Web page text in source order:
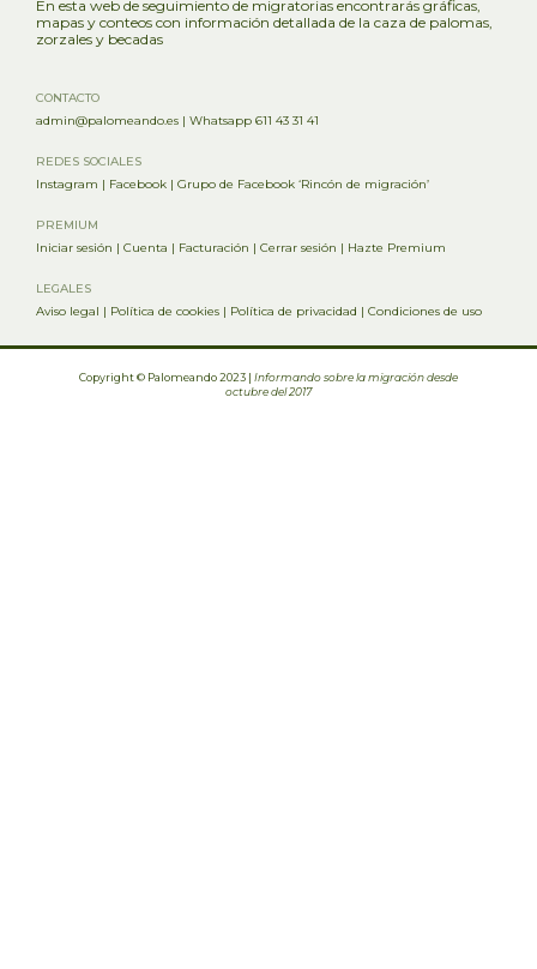
En esta web de seguimiento de migratorias encontrarás gráficas,
mapas y conteos con información detallada de la caza de palomas,
zorzales y becadas
CONTACTO
admin@palomeando.es | Whatsapp 611 43 31 41
REDES SOCIALES
Instagram | Facebook | Grupo de Facebook ‘Rincón de migración’
PREMIUM
Iniciar sesión | Cuenta | Facturación | Cerrar sesión | Hazte Premium
LEGALES
Aviso legal | Política de cookies | Política de privacidad | Condiciones de uso
Copyright © Palomeando 2023 | Informando sobre la migración desde
octubre del 2017